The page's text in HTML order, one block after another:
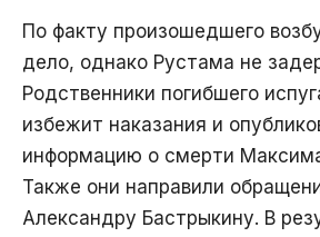
По факту произошедшего
дело, однако Рустама не
Родственники погибшего
избежит наказания и
информацию о смерти
Также они направили
Александру Бастрыкину. В